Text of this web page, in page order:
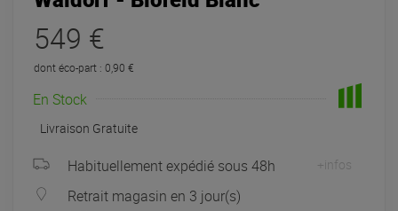
549 €
dont éco-part : 0,90 €
Retrait magasin en 3 jour(s)
à Univers-sons